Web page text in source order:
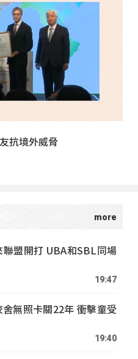
抗境外威脅
盟開打 UBA和SBL同場
19:47
無照卡關22年 衝擊童受
19:40